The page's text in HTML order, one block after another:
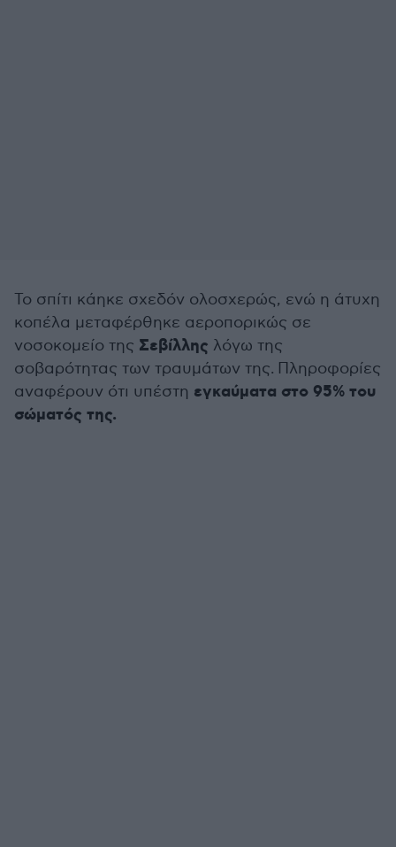
Το σπίτι κάηκε σχεδόν ολοσχερώς, ενώ η άτυχη
κοπέλα μεταφέρθηκε αεροπορικώς σε
νοσοκομείο της Σεβίλλης λόγω της
σοβαρότητας των τραυμάτων της. Πληροφορίες
αναφέρουν ότι υπέστη εγκαύματα στο 95% του
σώματός της.